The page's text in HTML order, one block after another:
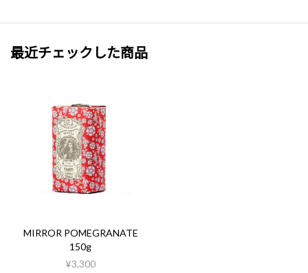
最近チェックした商品
MIRROR POMEGRANATE
150g
¥3,300